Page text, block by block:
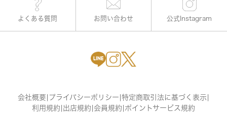
よくある質問 お問い合わせ 公式Instagram
会社概要 プライバシーポリシー 特定商取引法に基づく表示
利用規約 出店規約 会員規約 ポイントサービス規約